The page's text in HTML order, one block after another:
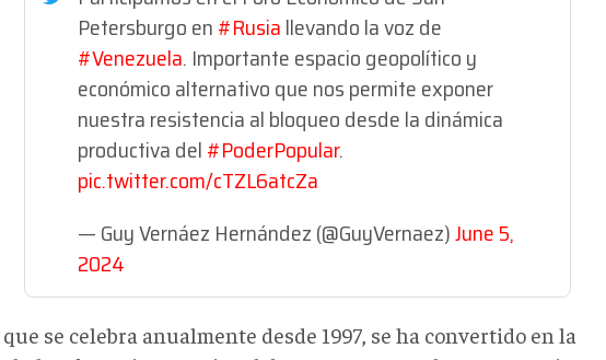
Petersburgo en#Rusiallevando la voz de
#Venezuela. Importante espacio geopolítico y
económico alternativo que nos permite exponer
nuestra resistencia al bloqueo desde la dinámica
productiva del#PoderPopular.
pic.twitter.com/cTZL6atcZa
— Guy Vernáez Hernández (@GuyVernaez)June 5,
2024
se celebra anualmente desde 1997, se ha convertido en la